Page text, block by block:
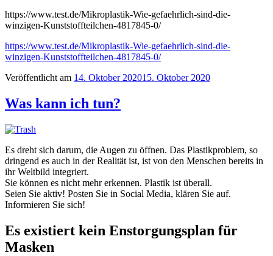
https://www.test.de/Mikroplastik-Wie-gefaehrlich-sind-die-
winzigen-Kunststoffteilchen-4817845-0/
https://www.test.de/Mikroplastik-Wie-gefaehrlich-sind-die-
winzigen-Kunststoffteilchen-4817845-0/
Veröffentlicht am 14. Oktober 202015. Oktober 2020
Was kann ich tun?
Es dreht sich darum, die Augen zu öffnen. Das Plastikproblem, so
dringend es auch in der Realität ist, ist von den Menschen bereits in
ihr Weltbild integriert.
Sie können es nicht mehr erkennen. Plastik ist überall.
Seien Sie aktiv! Posten Sie in Social Media, klären Sie auf.
Informieren Sie sich!
Es existiert kein Enstorgungsplan für
Masken